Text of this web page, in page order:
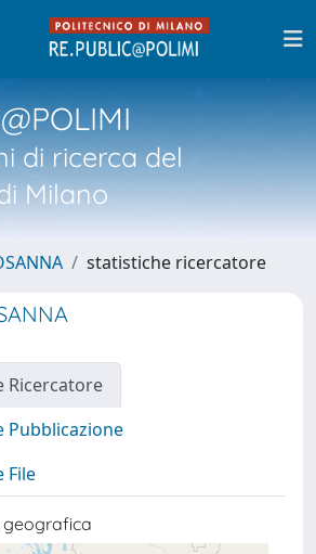
di ricerca del
Milano
statistiche ricercatore
Ricercatore
Pubblicazione
File
geografica